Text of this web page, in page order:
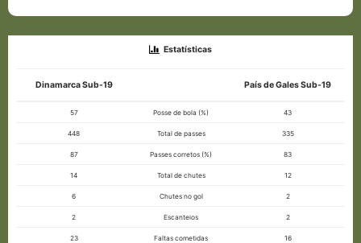
Estatísticas
Dinamarca Sub-19 País de Gales Sub-19
57 Posse de bola (%) 43
448 Total de passes 335
87 Passes corretos (%) 83
14 Total de chutes 12
6 Chutes no gol 2
2 Escanteios 2
23 Faltas cometidas 16